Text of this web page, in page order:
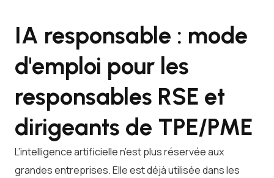
IA responsable : mode
d'emploi pour les
responsables RSE et
dirigeants de TPE/PME
L’intelligence artificielle n’est plus réservée aux
grandes entreprises. Elle est déjà utilisée dans les